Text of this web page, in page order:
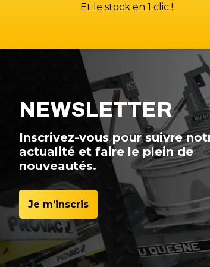
Et le stock en 1 clic !
NEWSLETTER
Inscrivez-vous pour suivre
actualité et faire le plein de
nouveautés.
Je m’inscris